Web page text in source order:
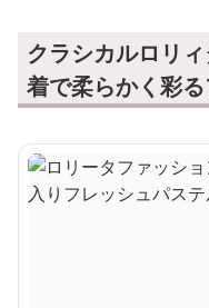
クラシカルロリ
着で柔らかく彩